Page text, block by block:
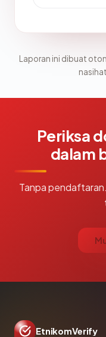
Laporan ini dibuat
Periksa
dalam
Tanpa
EtnikomVerify